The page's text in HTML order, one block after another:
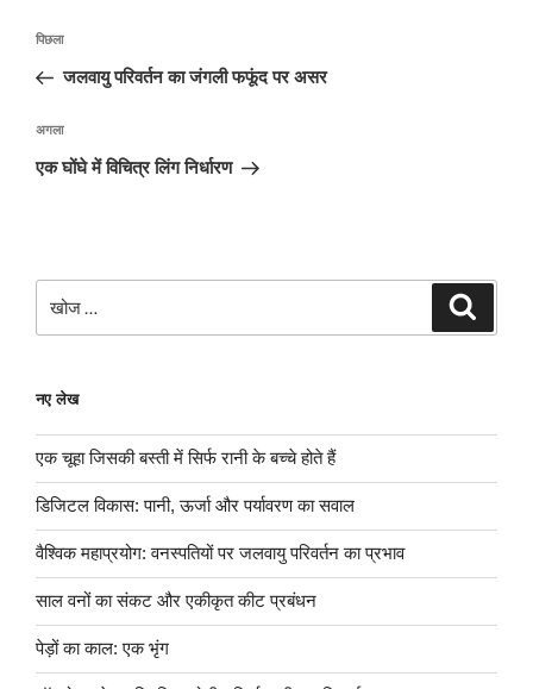
पोस्ट
पिछला
पोस्ट:
पिछला
जलवायु परिवर्तन का जंगली फफूंद पर असर
अगली
पोस्ट
अगला
एक घोंघे में विचित्र लिंग निर्धारण
खोजे
नए लेख
एक चूहा जिसकी बस्ती में सिर्फ रानी के बच्चे होते हैं
डिजिटल विकास: पानी, ऊर्जा और पर्यावरण का सवाल
वैश्विक महाप्रयोग: वनस्पतियों पर जलवायु परिवर्तन का प्रभाव
साल वनों का संकट और एकीकृत कीट प्रबंधन
पेड़ों का काल: एक भृंग